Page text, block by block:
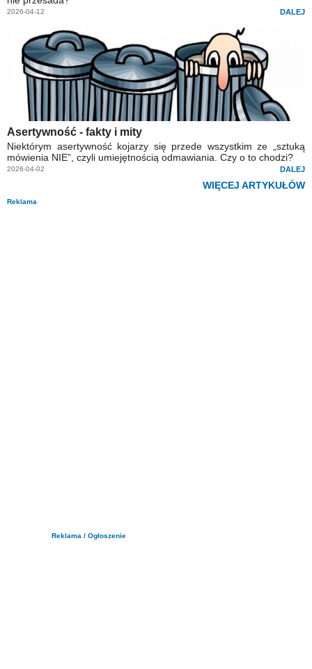
2026-04-12 DALEJ
Asertywność - fakty i mity
Niektórym asertywność kojarzy się przede wszystkim ze „sztuką
mówienia NIE”, czyli umiejętnością odmawiania. Czy o to chodzi?
2026-04-02 DALEJ
WIĘCEJ ARTYKUŁÓW
Reklama
Reklama / Ogłoszenie